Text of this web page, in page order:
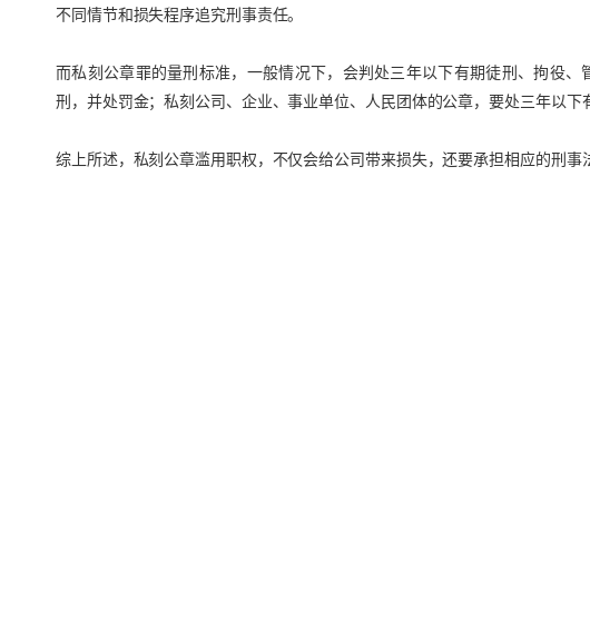
不同情节和损失程序追究刑事责任。
而私刻公章罪的量刑标准，一般情况下，会判处三年以下有期徒刑、拘役
刑，并处罚金；私刻公司、企业、事业单位、人民团体的公章，要处三年以下
综上所述，私刻公章滥用职权，不仅会给公司带来损失，还要承担相应的刑事